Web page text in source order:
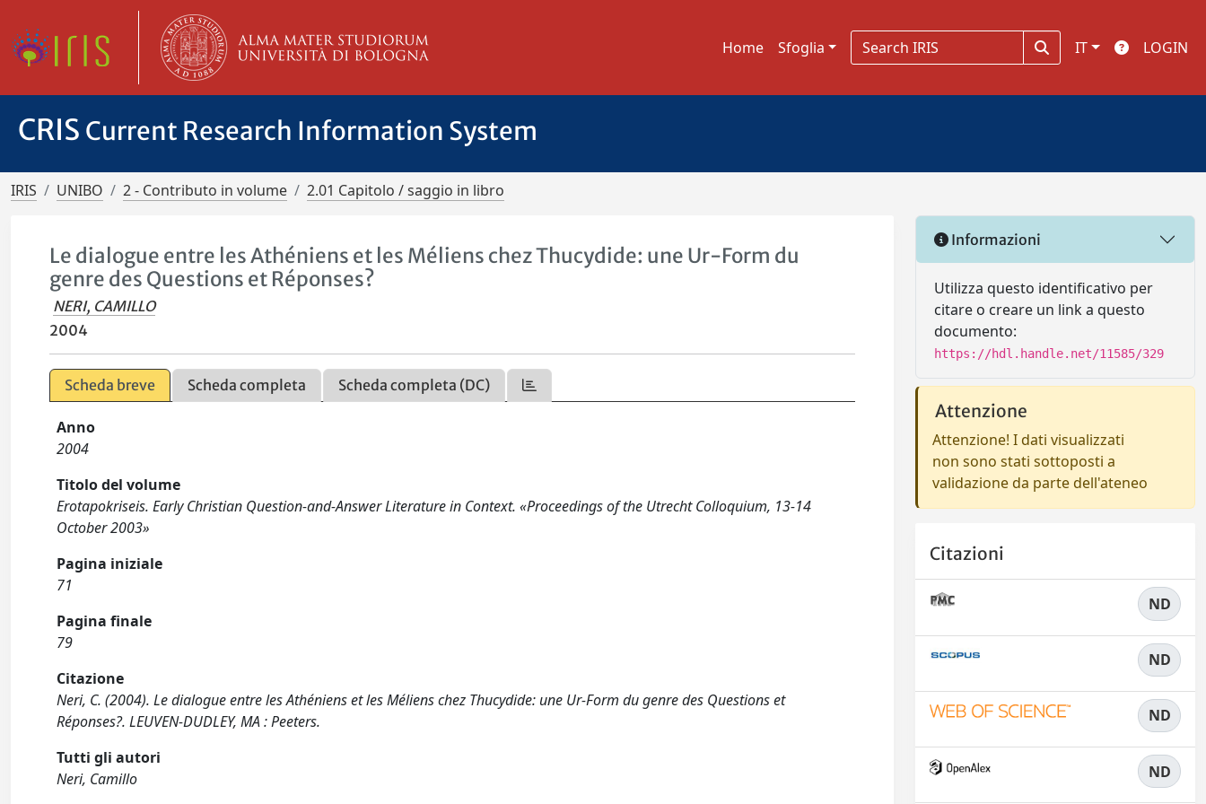
Home Sfoglia IT LOGIN
CRIS Current Research Information System
IRIS UNIBO 2 - Contributo in volume 2.01 Capitolo / saggio in libro
Le dialogue entre les Athéniens et les Méliens chez Thucydide: une Ur-Form du
genre des Questions et Réponses?
NERI, CAMILLO
2004
Scheda breve Scheda completa Scheda completa (DC)
Anno
2004
Titolo del volume
Erotapokriseis. Early Christian Question-and-Answer Literature in Context. «Proceedings of the Utrecht Colloquium, 13-14
October 2003»
Pagina iniziale
71
Pagina finale
79
Citazione
Neri, C. (2004). Le dialogue entre les Athéniens et les Méliens chez Thucydide: une Ur-Form du genre des Questions et
Réponses?. LEUVEN-DUDLEY, MA : Peeters.
Tutti gli autori
Neri, Camillo
Informazioni
Utilizza questo identificativo per
citare o creare un link a questo
documento:
https://hdl.handle.net/11585/329
Attenzione
Attenzione! I dati visualizzati
non sono stati sottoposti a
validazione da parte dell'ateneo
Citazioni
ND
ND
ND
ND